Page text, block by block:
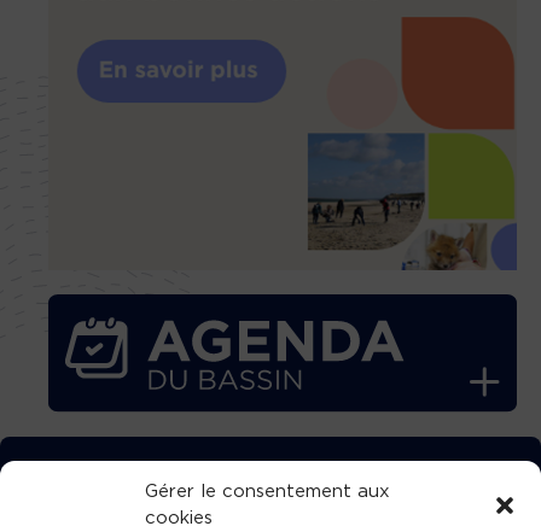
Gérer le consentement aux
cookies
TÉLÉCHARGEZ GRATUITEMENT